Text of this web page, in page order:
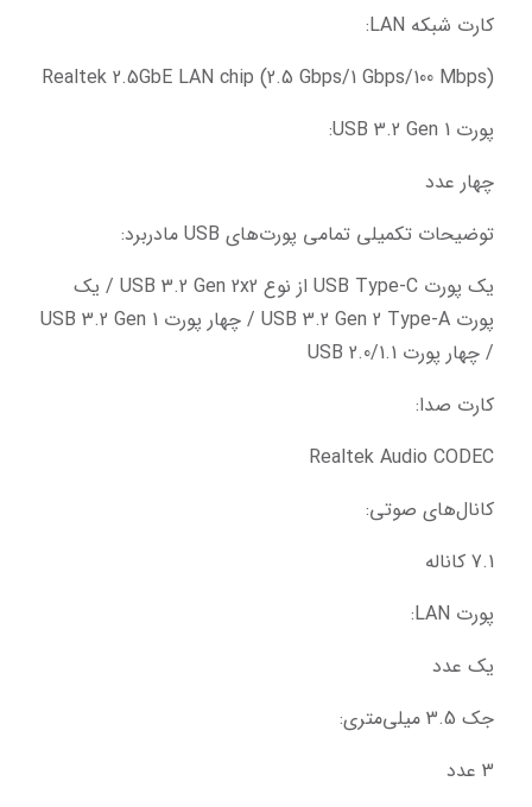
کارت شبکه LAN:
Realtek 2.5GbE LAN chip (2.5 Gbps/1 Gbps/100 Mbps)
پورت USB 3.2 Gen 1:
چهار عدد
توضیحات تکمیلی تمامی پورت‌های USB مادربرد:
/ چهار پورت USB 2.0/1.1
کارت صدا:
Realtek Audio CODEC
کانال‌های صوتی:
7.1 کاناله
پورت LAN:
یک عدد
جک 3.5 میلی‌متری:
3 عدد